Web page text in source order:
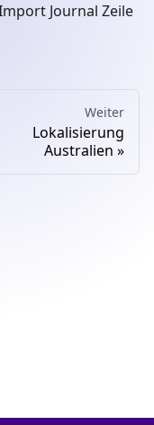
Journal Zeile
Weiter
Lokalisierung
Australien